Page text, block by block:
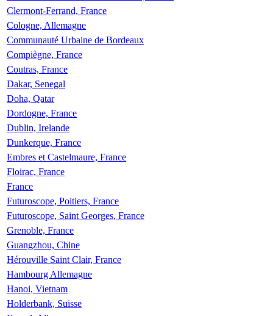
Clermont-Ferrand, France
Cologne, Allemagne
Communauté Urbaine de Bordeaux
Compiègne, France
Coutras, France
Dakar, Senegal
Doha, Qatar
Dordogne, France
Dublin, Irelande
Dunkerque, France
Embres et Castelmaure, France
Floirac, France
France
Futuroscope, Poitiers, France
Futuroscope, Saint Georges, France
Grenoble, France
Guangzhou, Chine
Hérouville Saint Clair, France
Hambourg Allemagne
Hanoi, Vietnam
Holderbank, Suisse